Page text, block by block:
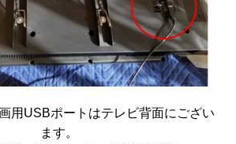
用USBポートはテレビ背面にござい
ます。